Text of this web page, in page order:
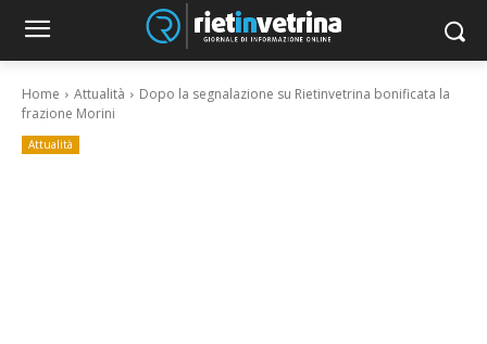
Home Attualità
Dopo la segnalazione su Rietinvetrina bonificata la
frazione Morini
Attualità